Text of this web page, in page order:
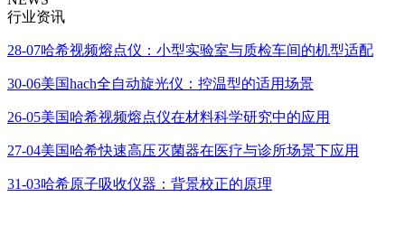
行业资讯
28-07哈希视频熔点仪：小型实验室与质检车间的机型适配
30-06美国hach全自动旋光仪：控温型的适用场景
26-05美国哈希视频熔点仪在材料科学研究中的应用
27-04美国哈希快速高压灭菌器在医疗与诊所场景下应用
31-03哈希原子吸收仪器：背景校正的原理